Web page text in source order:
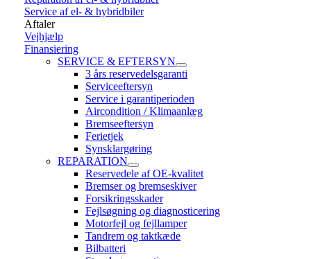
Service af el- & hybridbiler
Aftaler
Vejhjælp
Finansiering
SERVICE & EFTERSYN
3 års reservedelsgaranti
Serviceeftersyn
Service i garantiperioden
Aircondition / Klimaanlæg
Bremseeftersyn
Ferietjek
Synsklargøring
REPARATION
Reservedele af OE-kvalitet
Bremser og bremseskiver
Forsikringsskader
Fejlsøgning og diagnosticering
Motorfejl og fejllamper
Tandrem og taktkæde
Bilbatteri